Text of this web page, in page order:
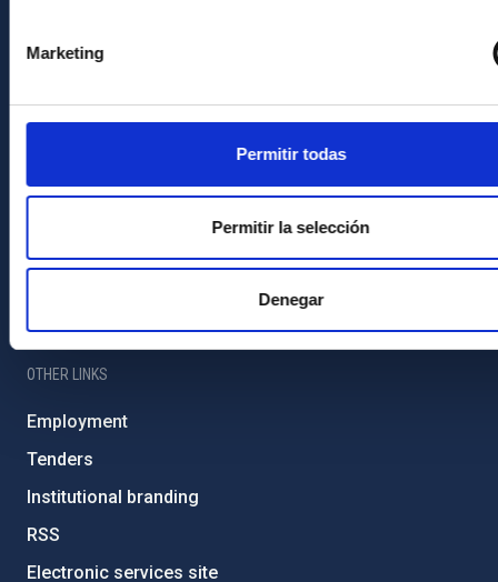
Marketing
Permitir todas
Permitir la selección
Denegar
IAC Friends
IAC PORTAL
Privacy policy
OTHER LINKS
Employment
Tenders
Institutional branding
RSS
Electronic services site